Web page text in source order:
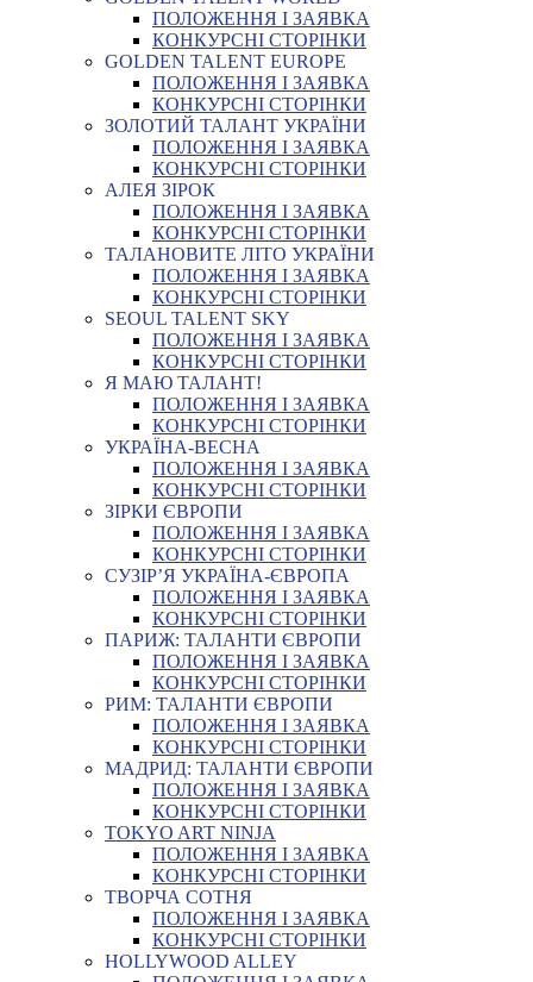
ПОЛОЖЕННЯ І ЗАЯВКА
КОНКУРСНІ СТОРІНКИ
GOLDEN TALENT EUROPE
ПОЛОЖЕННЯ І ЗАЯВКА
КОНКУРСНІ СТОРІНКИ
ЗОЛОТИЙ ТАЛАНТ УКРАЇНИ
ПОЛОЖЕННЯ І ЗАЯВКА
КОНКУРСНІ СТОРІНКИ
АЛЕЯ ЗІРОК
ПОЛОЖЕННЯ І ЗАЯВКА
КОНКУРСНІ СТОРІНКИ
ТАЛАНОВИТЕ ЛІТО УКРАЇНИ
ПОЛОЖЕННЯ І ЗАЯВКА
КОНКУРСНІ СТОРІНКИ
SEOUL TALENT SKY
ПОЛОЖЕННЯ І ЗАЯВКА
КОНКУРСНІ СТОРІНКИ
Я МАЮ ТАЛАНТ!
ПОЛОЖЕННЯ І ЗАЯВКА
КОНКУРСНІ СТОРІНКИ
УКРАЇНА-ВЕСНА
ПОЛОЖЕННЯ І ЗАЯВКА
КОНКУРСНІ СТОРІНКИ
ЗІРКИ ЄВРОПИ
ПОЛОЖЕННЯ І ЗАЯВКА
КОНКУРСНІ СТОРІНКИ
СУЗІР’Я УКРАЇНА-ЄВРОПА
ПОЛОЖЕННЯ І ЗАЯВКА
КОНКУРСНІ СТОРІНКИ
ПАРИЖ: ТАЛАНТИ ЄВРОПИ
ПОЛОЖЕННЯ І ЗАЯВКА
КОНКУРСНІ СТОРІНКИ
РИМ: ТАЛАНТИ ЄВРОПИ
ПОЛОЖЕННЯ І ЗАЯВКА
КОНКУРСНІ СТОРІНКИ
МАДРИД: ТАЛАНТИ ЄВРОПИ
ПОЛОЖЕННЯ І ЗАЯВКА
КОНКУРСНІ СТОРІНКИ
TOKYO ART NINJA
ПОЛОЖЕННЯ І ЗАЯВКА
КОНКУРСНІ СТОРІНКИ
ТВОРЧА СОТНЯ
ПОЛОЖЕННЯ І ЗАЯВКА
КОНКУРСНІ СТОРІНКИ
HOLLYWOOD ALLEY